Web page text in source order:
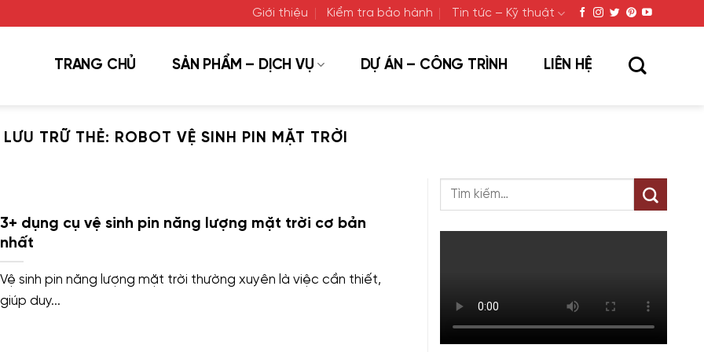
Giới thiệu Kiểm tra bảo hành Tin tức – Kỹ thuật
TRANG CHỦ SẢN PHẨM – DỊCH VỤ DỰ ÁN – CÔNG TRÌNH LIÊN HỆ
LƯU TRỮ THẺ: ROBOT VỆ SINH PIN MẶT TRỜI
3+ dụng cụ vệ sinh pin năng lượng mặt trời cơ bản
nhất
Vệ sinh pin năng lượng mặt trời thường xuyên là việc cần thiết,
giúp duy...